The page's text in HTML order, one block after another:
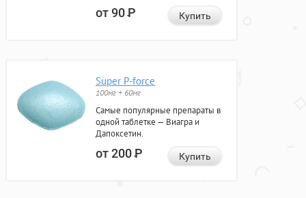
от 90Р Купить
Super P-force
100мг + 60мг
Самые популярные препараты в
одной таблетке — Виагра и
Дапоксетин.
от 200Р Купить